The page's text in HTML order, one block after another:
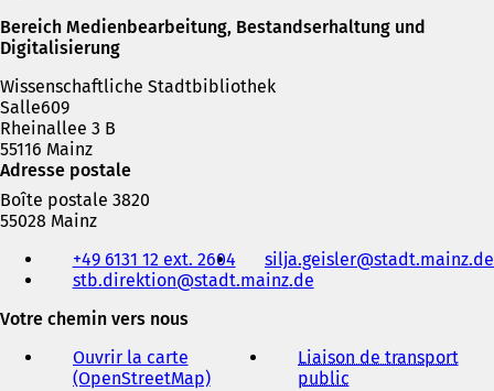
Bereich Medienbearbeitung, Bestandserhaltung und
Digitalisierung
Wissenschaftliche Stadtbibliothek
Salle609
Rheinallee 3 B
55116 Mainz
Adresse postale
Boîte postale 3820
55028 Mainz
électronique
+49 6131 12 ext. 2604 silja.geisler stadt.mainz de
stb.direktion
stadt.mainz de
Votre chemin vers nous
Ouvrir la carte
(OpenStreetMap)(
Liaison de transport
public